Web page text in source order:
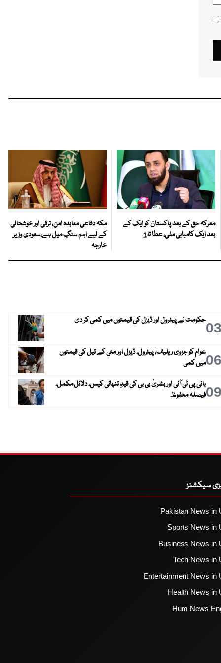
معرکہ حق کے بعد پاکستان کو ایک کے
بعد ایک کامیابی ملی، عطا تارڑ
مکہ دفاعی معاہدہ امن، ترقی اور خوشحالی
کے لیے اہم سنگِ میل ہے،سعودی وزیر
خارجہ
03حکومت نے پیٹرول اور ڈیزل کی قیمتوں میں کمی کر دی
06عوام کو جزوی ریلیف، پیٹرول، ڈیزل اور مٹی کے تیل کی قیمتوں
میں کمی
09بانی پی ٹی آئی اور بشریٰ بی بی کی قیدِ تنہائی کیس، دلائل مکمل،
فیصلہ محفوظ
سیکشنز
Pakistan News in
Sports News in
Business News in
Tech News in
Entertainment News in
Health News in
Hum News